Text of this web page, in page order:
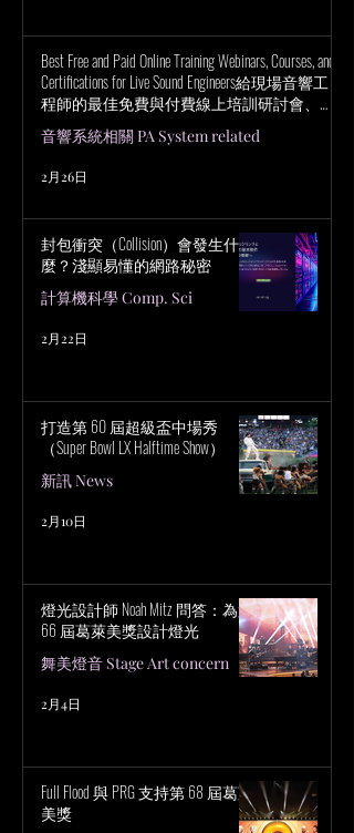
Best Free and Paid Online Training Webinars, Courses, and
Certifications for Live Sound Engineers給現場音響工
程師的最佳免費與付費線上培訓研討會、課
程與認證
音響系統相關 PA System related
2月26日
封包衝突（Collision）會發生什
麼？淺顯易懂的網路秘密
計算機科學 Comp. Sci
2月22日
打造第 60 屆超級盃中場秀
（Super Bowl LX Halftime Show）
新訊 News
2月10日
燈光設計師 Noah Mitz 問答：為第
66 屆葛萊美獎設計燈光
舞美燈音 Stage Art concern
2月4日
Full Flood 與 PRG 支持第 68 屆葛萊
美獎